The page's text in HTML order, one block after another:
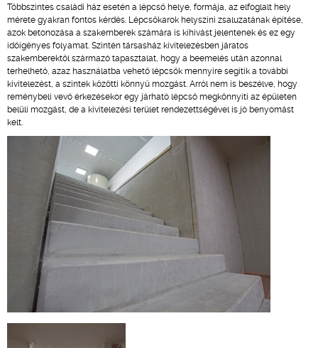
Többszintes családi ház esetén a lépcső helye, formája, az elfoglalt hely
mérete gyakran fontos kérdés. Lépcsőkarok helyszíni zsaluzatának építése,
azok betonozása a szakemberek számára is kihívást jelentenek és ez egy
időigényes folyamat. Szintén társasház kivitelezésben járatos
szakemberektől származó tapasztalat, hogy a beemelés után azonnal
terhelhető, azaz használatba vehető lépcsők mennyire segítik a további
kivitelezést, a szintek közötti könnyű mozgást. Arról nem is beszélve, hogy
reménybeli vevő érkezésekor egy járható lépcső megkönnyíti az épületen
belüli mozgást, de a kivitelezési terület rendezettségével is jó benyomást
kelt.